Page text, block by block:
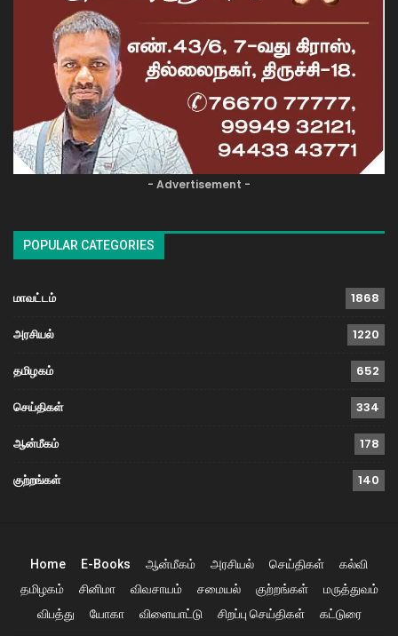
- Advertisement -
POPULAR CATEGORIES
மாவட்டம் 1868
அரசியல் 1220
தமிழகம் 652
செய்திகள் 334
ஆன்மீகம் 178
குற்றங்கள் 140
Home E-Books ஆன்மீகம் அரசியல் செய்திகள்
கல்வி
தமிழகம்
சினிமா விவசாயம் சமையல் குற்றங்கள்
மருத்துவம்
விபத்து
யோகா விளையாட்டு சிறப்பு செய்திகள் கட்டுரை